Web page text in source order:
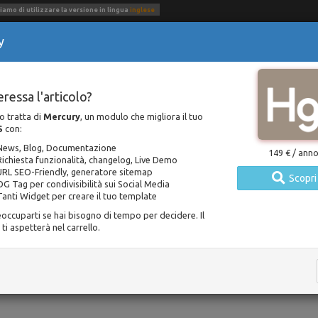
di utilizzare la versione in lingua inglese
Supporto
Documentazione
Pubblicato 2 march 2018 / Aggiornato 24 january 2021
di attesa stimato per
grande funzionalità diMercurypermette ai tuoi
prima ancora che essi aprano un ticket. Se
può anche migliorare i tuoi guadagni in quanto i
l'articolo?
tratta di Mercury, un modulo che migliora il tuo
con:
Blog, Documentazione
funzionalità, changelog, Live Demo
SEO-Friendly, generatore sitemap
Tag per condivisibilità sui Social Media
Widget per creare il tuo template
se hai bisogno di tempo per decidere. Il
aspetterà nel carrello.
149 € / anno
Scopri